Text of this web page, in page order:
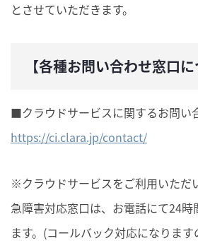
とさせていただきます。
【各種お問い合わせ窓口に
■クラウドサービスに関するお問い
https://ci.clara.jp/contact/
※クラウドサービスをご利用いただ
急障害対応窓口は、お電話にて24時
ます。(コールバック対応になりま